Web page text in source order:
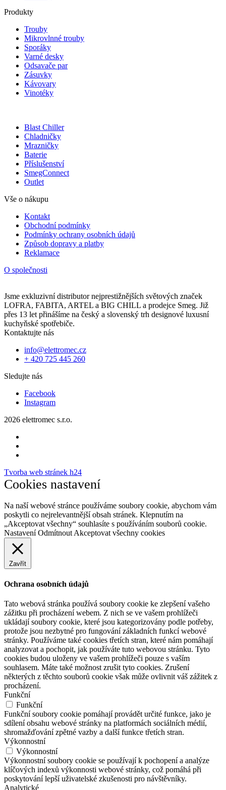
Produkty
Trouby
Mikrovlnné trouby
Sporáky
Varné desky
Odsavače par
Zásuvky
Kávovary
Vinotéky
Blast Chiller
Chladničky
Mrazničky
Baterie
Příslušenství
SmegConnect
Outlet
Vše o nákupu
Kontakt
Obchodní podmínky
Podmínky ochrany osobních údajů
Způsob dopravy a platby
Reklamace
O společnosti
Jsme exkluzivní distributor nejprestižnějších světových značek
LOFRA, FABITA, ARTEL a BIG CHILL a prodejce Smeg. Již
přes 13 let přinášíme na český a slovenský trh designové luxusní
kuchyňské spotřebiče.
Kontaktujte nás
info@elettromec.cz
+ 420 725 445 260
Sledujte nás
Facebook
Instagram
2026 elettromec s.r.o.
Tvorba web stránek h24
Cookies nastavení
Na naší webové stránce používáme soubory cookie, abychom vám
poskytli co nejrelevantnější obsah stránek. Klepnutím na
„Akceptovat všechny“ souhlasíte s používáním souborů cookie.
Nastavení Odmítnout Akceptovat všechny cookies
Zavřít
Ochrana osobních údajů
Tato webová stránka používá soubory cookie ke zlepšení vašeho
zážitku při procházení webem. Z nich se ve vašem prohlížeči
ukládají soubory cookie, které jsou kategorizovány podle potřeby,
protože jsou nezbytné pro fungování základních funkcí webové
stránky. Používáme také cookies třetích stran, které nám pomáhají
analyzovat a pochopit, jak používáte tuto webovou stránku. Tyto
cookies budou uloženy ve vašem prohlížeči pouze s vaším
souhlasem. Máte také možnost zrušit tyto cookies. Zrušení
některých z těchto souborů cookie však může ovlivnit váš zážitek z
procházení.
Funkční
Funkční
Funkční soubory cookie pomáhají provádět určité funkce, jako je
sdílení obsahu webové stránky na platformách sociálních médií,
shromažďování zpětné vazby a další funkce třetích stran.
Výkonnostní
Výkonnostní
Výkonnostní soubory cookie se používají k pochopení a analýze
klíčových indexů výkonnosti webové stránky, což pomáhá při
poskytování lepší uživatelské zkušenosti pro návštěvníky.
Analytické